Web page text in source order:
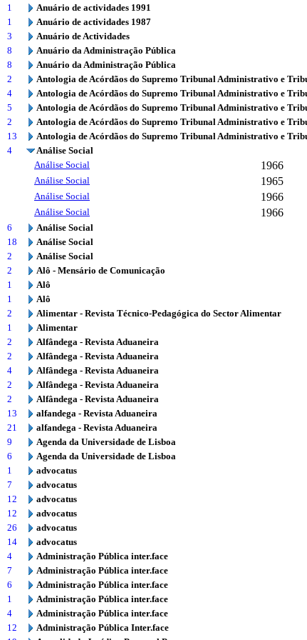
1
Anuário de actividades 1991
1
Anuário de actividades 1987
3
Anuário de Actividades
8
Anuário da Administração Pública
8
Anuário da Administração Pública
2
Antologia de Acórdãos do Supremo Tribunal Administrativo e
4
Antologia de Acórdãos do Supremo Tribunal Administrativo e
5
Antologia de Acórdãos do Supremo Tribunal Administrativo e
2
Antologia de Acórdãos do Supremo Tribunal Administrativo e
13
Antologia de Acórdãos do Supremo Tribunal Administrativo e
4
Análise Social
Análise Social
1966
Análise Social 1965
Análise Social 1966
Análise Social 1966
6
Análise Social
18
Análise Social
2
Análise Social
2
Alô - Mensário de Comunicação
1
Alô
1
Alô
2
Alimentar - Revista Técnico-Pedagógica do Sector Alimentar
1
Alimentar
2
Alfândega - Revista Aduaneira
2
Alfândega - Revista Aduaneira
4
Alfândega - Revista Aduaneira
2
Alfândega - Revista Aduaneira
2
Alfândega - Revista Aduaneira
13
alfandega - Revista Aduaneira
21
alfandega - Revista Aduaneira
9
Agenda da Universidade de Lisboa
6
Agenda da Universidade de Lisboa
1
advocatus
7
advocatus
12
advocatus
12
advocatus
26
advocatus
14
advocatus
4
Administração Pública inter.face
7
Administração Pública inter.face
6
Administração Pública inter.face
1
Administração Pública inter.face
4
Administração Pública inter.face
12
Administração Pública Inter.face